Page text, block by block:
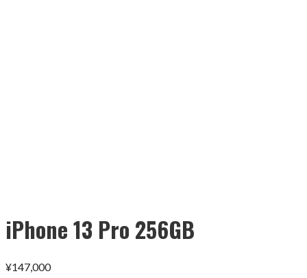
iPhone 13 Pro 256GB
¥147,000